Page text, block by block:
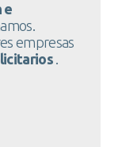
e
empresas
.